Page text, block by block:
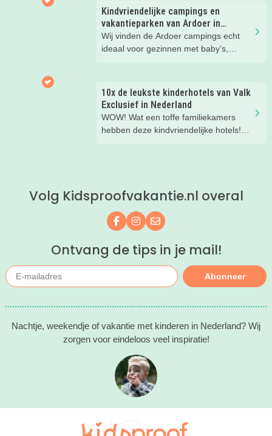
ontspannen met een lekkere lunch op
het strand en een duik in zee. Heerlijk!
Kindvriendelijke campings en
vakantieparken van Ardoer in
Nederland
Wij vinden de Ardoer campings echt
ideaal voor gezinnen met baby’s,
10x de leukste kinderhotels van Valk
Exclusief in Nederland
WOW! Wat een toffe familiekamers
hebben deze kindvriendelijke hotels!
kind(eren).
Volg Kidsproofvakantie.nl overal
Volg ons op Facebook
Volg ons op Instagram
Mail ons
Ontvang de tips in je mail!
Abonneer
Nachtje, weekendje of vakantie met kinderen in Nederland? Wij
zorgen voor eindeloos veel inspiratie!